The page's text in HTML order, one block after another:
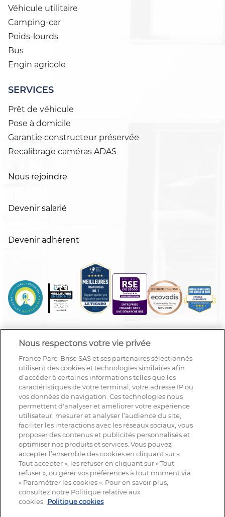
Véhicule utilitaire
Camping-car
Poids-lourds
Bus
Engin agricole
SERVICES
Prêt de véhicule
Pose à domicile
Garantie constructeur préservée
Recalibrage caméras ADAS
Nous rejoindre
Devenir salarié
Devenir adhérent
NOUS SUIVRE
Nous respectons votre vie privée
France Pare-Brise SAS et ses partenaires sélectionnés
utilisent des cookies et technologies similaires afin
d’accéder à certaines informations telles que les
caractéristiques de votre terminal, votre adresse IP ou
vos données de navigation. Ces technologies nous
permettent d'analyser et améliorer votre expérience
utilisateur, mesurer et analyser l’audience du site,
faciliter les interactions avec les réseaux sociaux, vous
proposer des contenus et publicités personnalisés et
optimiser nos produits et services. Vous pouvez
accepter l’ensemble des cookies en cliquant sur «
Tout accepter », les refuser en cliquant sur « Tout
refuser », ou gérer vos préférences à tout moment via
« Paramétrer les cookies ». Pour en savoir plus,
consultez notre Politique relative aux
cookies. Politique cookies